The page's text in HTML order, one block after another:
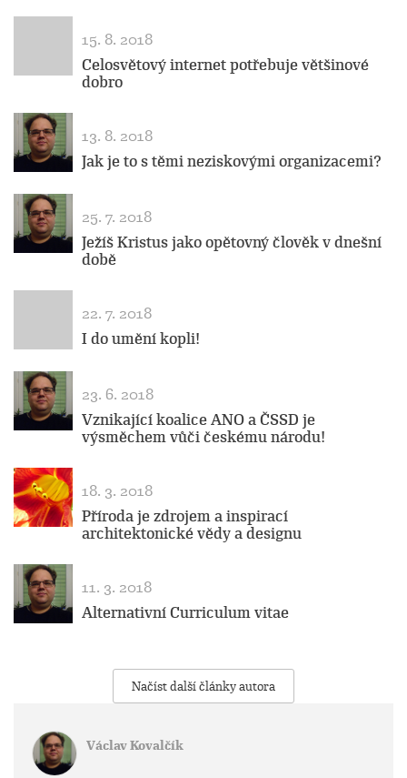
15. 8. 2018
Celosvětový internet potřebuje většinové
dobro
13. 8. 2018
Jak je to s těmi neziskovými organizacemi?
25. 7. 2018
Ježíš Kristus jako opětovný člověk v dnešní
době
22. 7. 2018
I do umění kopli!
23. 6. 2018
Vznikající koalice ANO a ČSSD je
výsměchem vůči českému národu!
18. 3. 2018
Příroda je zdrojem a inspirací
architektonické vědy a designu
11. 3. 2018
Alternativní Curriculum vitae
Načíst další články autora
Václav Kovalčík